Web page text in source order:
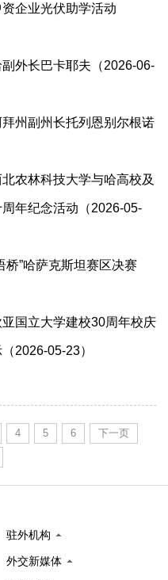
企业光伏助学活动
外长巴卡耶夫（2026-06-
州副州长托列恩别尔根诺
农林科技大学与哈高校及
年纪念活动（2026-05-
桥”哈萨克斯坦赛区决赛
国立大学建校30周年校庆
2026-05-23）
4 5 6
下一页
驻外机构
外交新媒体